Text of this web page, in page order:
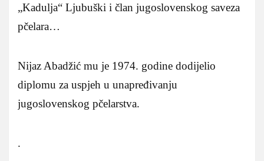
„Kadulja“ Ljubuški i član jugoslovenskog saveza
pčelara…
Nijaz Abadžić mu je 1974. godine dodijelio
diplomu za uspjeh u unapređivanju
jugoslovenskog pčelarstva.
.